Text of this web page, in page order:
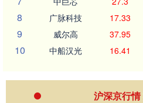
8 广脉科技 17.33
9 威尔高 37.95
10 中船汉光 16.41
沪深京行